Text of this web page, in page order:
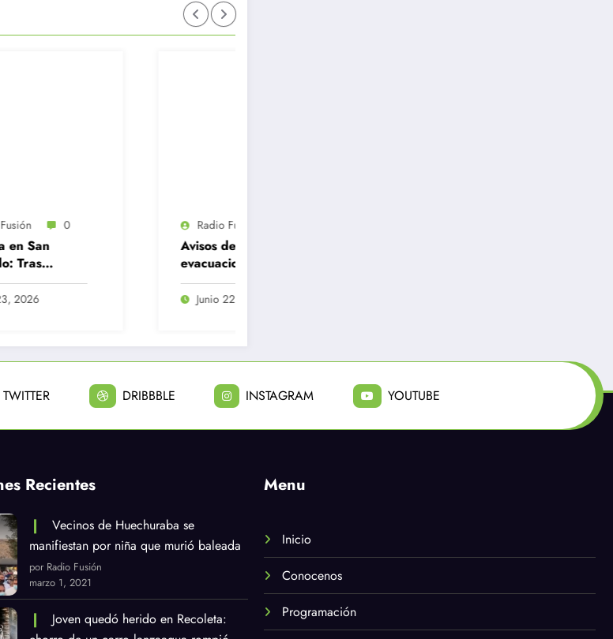
Radio Fusión
evacuaciones lunes en
el GAM y Centro de
TWITTER DRIBBBLE INSTAGRAM YOUTUBE
Recientes
Vecinos de Huechuraba se
manifiestan por niña que murió baleada
por Radio Fusión
marzo 1, 2021
Joven quedó herido en Recoleta:
Menu
Inicio
Conocenos
Programación